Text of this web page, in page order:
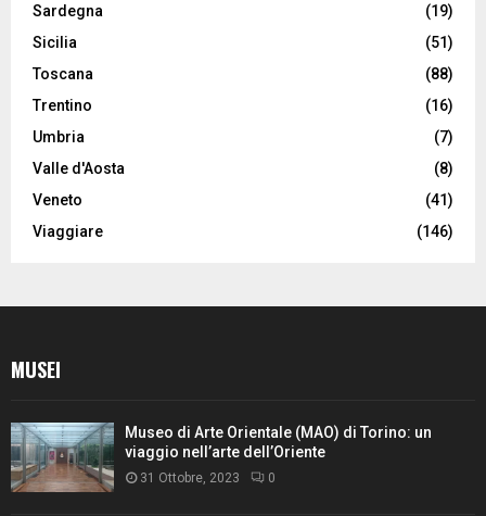
Sardegna
(19)
Sicilia
(51)
Toscana
(88)
Trentino
(16)
Umbria
(7)
Valle d'Aosta
(8)
Veneto
(41)
Viaggiare
(146)
MUSEI
Museo di Arte Orientale (MAO) di Torino: un
viaggio nell’arte dell’Oriente
31 Ottobre, 2023 0